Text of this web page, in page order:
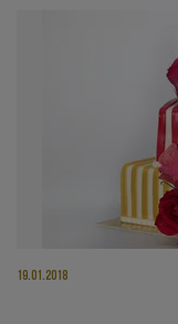
19.01.2018